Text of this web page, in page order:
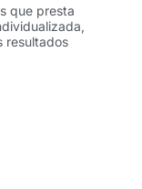
que presta
resultados